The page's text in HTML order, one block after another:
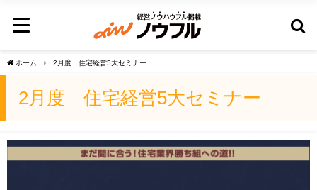
ホーム 2月度 住宅経営5大セミナー
2月度 住宅経営5大セミナー